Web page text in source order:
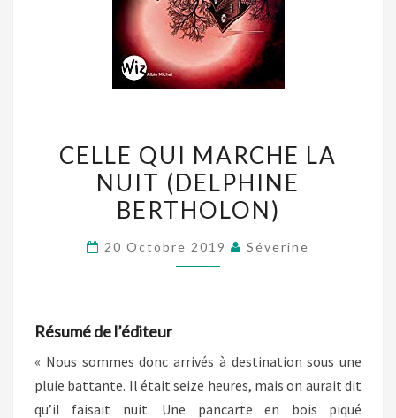
QUI
MARCHE
LA
(DELPHINE
CELLE QUI MARCHE LA
NUIT (DELPHINE
BERTHOLON)
20 Octobre 2019 Séverine
Résumé de l’éditeur
« Nous sommes donc arrivés à destination sous une
pluie battante. Il était seize heures, mais on aurait dit
qu’il faisait nuit. Une pancarte en bois piqué